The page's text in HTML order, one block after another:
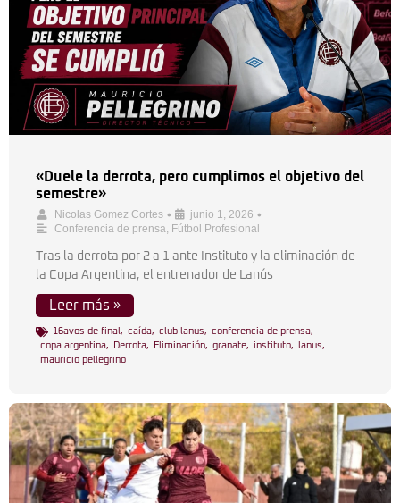
«Duele la derrota, pero cumplimos el objetivo del
semestre»
Nicolas Gomez Cortes • junio 1, 2026 •
Conferencia de prensa, Fútbol Profesional
Tras la derrota por 2 a 1 ante Instituto y la eliminación de
la Copa Argentina, el entrenador de Lanús
Leer más »
16avos de final , caída, club lanus, conferencia de prensa,
copa argentina, Derrota, Eliminación, granate, instituto, lanus,
mauricio pellegrino